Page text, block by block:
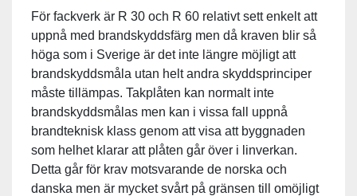
För fackverk är R 30 och R 60 relativt sett enkelt att
uppnå med brandskyddsfärg men då kraven blir så
höga som i Sverige är det inte längre möjligt att
brandskyddsmåla utan helt andra skyddsprinciper
måste tillämpas. Takplåten kan normalt inte
brandskyddsmålas men kan i vissa fall uppnå
brandteknisk klass genom att visa att byggnaden
som helhet klarar att plåten går över i linverkan.
Detta går för krav motsvarande de norska och
danska men är mycket svårt på gränsen till omöjligt